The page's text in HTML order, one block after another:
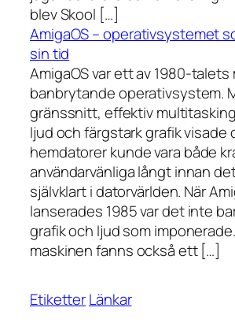
blev Skool […]
AmigaOS – operativsystemet
sin tid
AmigaOS var ett av 1980-talets
banbrytande operativsystem.
gränssnitt, effektiv
ljud och färgstark grafik visade
hemdatorer kunde vara både
användarvänliga långt innan
självklart i datorvärlden. När
lanserades 1985 var det inte
grafik och ljud som
maskinen fanns också ett […]
EtiketterLänkar